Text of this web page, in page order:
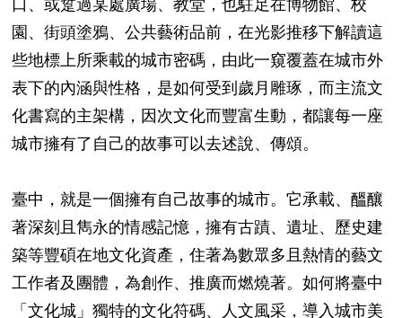
口、或踅過某處廣場、教堂，也駐足在博物館、校
園、街頭塗鴉、公共藝術品前，在光影推移下解讀這
些地標上所乘載的城市密碼，由此一窺覆蓋在城市外
表下的內涵與性格，是如何受到歲月雕琢，而主流文
化書寫的主架構，因次文化而豐富生動，都讓每一座
城市擁有了自己的故事可以去述說、傳頌。
臺中，就是一個擁有自己故事的城市。它承載、醞釀
著深刻且雋永的情感記憶，擁有古蹟、遺址、歷史建
築等豐碩在地文化資產，住著為數眾多且熱情的藝文
工作者及團體，為創作、推廣而燃燒著。如何將臺中
「文化城」獨特的文化符碼、人文風采，導入城市美